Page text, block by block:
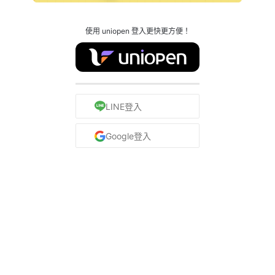
使用 uniopen 登入更快更方便！
LINE登入
Google登入